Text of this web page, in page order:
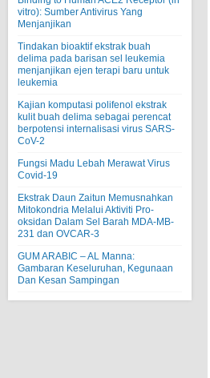
vitro): Sumber Antivirus Yang
Menjanjikan
Tindakan bioaktif ekstrak buah
delima pada barisan sel leukemia
menjanjikan ejen terapi baru untuk
leukemia
Kajian komputasi polifenol ekstrak
kulit buah delima sebagai perencat
berpotensi internalisasi virus SARS-
CoV-2
Fungsi Madu Lebah Merawat Virus
Covid-19
Ekstrak Daun Zaitun Memusnahkan
Mitokondria Melalui Aktiviti Pro-
oksidan Dalam Sel Barah MDA-MB-
231 dan OVCAR-3
GUM ARABIC – AL Manna:
Gambaran Keseluruhan, Kegunaan
Dan Kesan Sampingan